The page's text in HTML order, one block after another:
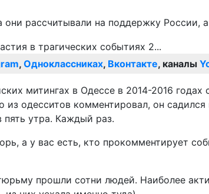
рассчитывали на поддержку России,
, Одноклассниках, Вконтакте, каналы
митингах в Одессе в 2014-2016 годах
одесситов комментировал, он
утра. Каждый раз.
а у вас есть, кто прокомментирует
прошли сотни людей. Наиболее